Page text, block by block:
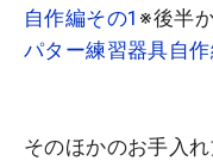
自作編その1 ※後半
パター練習器具自
そのほかのお手入